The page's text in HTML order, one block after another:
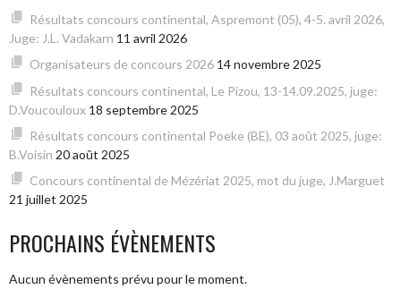
Résultats concours continental, Aspremont (05), 4-5. avril 2026,
Juge: J.L. Vadakarn 11 avril 2026
Organisateurs de concours 2026 14 novembre 2025
Résultats concours continental, Le Pizou, 13-14.09.2025, juge:
D.Voucouloux 18 septembre 2025
Résultats concours continental Poeke (BE), 03 août 2025, juge:
B.Voisin 20 août 2025
Concours continental de Mézériat 2025, mot du juge, J.Marguet
21 juillet 2025
PROCHAINS ÉVÈNEMENTS
Aucun évènements prévu pour le moment.